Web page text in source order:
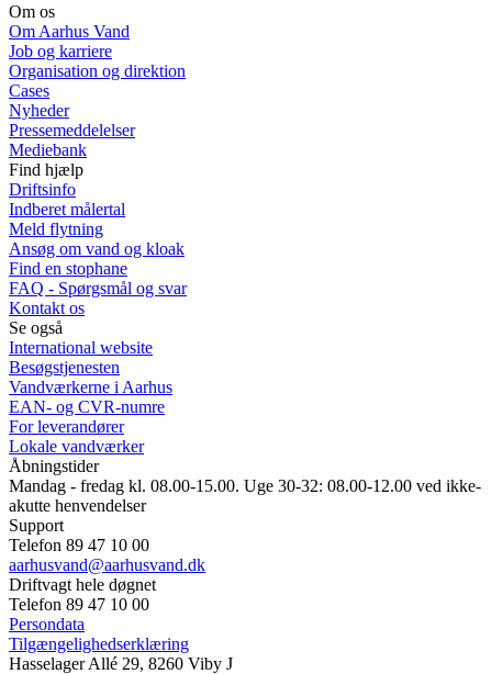
Om os
Om Aarhus Vand
Job og karriere
Organisation og direktion
Cases
Nyheder
Pressemeddelelser
Mediebank
Find hjælp
Driftsinfo
Indberet målertal
Meld flytning
Ansøg om vand og kloak
Find en stophane
FAQ - Spørgsmål og svar
Kontakt os
Se også
International website
Besøgstjenesten
Vandværkerne i Aarhus
EAN- og CVR-numre
For leverandører
Lokale vandværker
Åbningstider
Mandag - fredag kl. 08.00-15.00. Uge 30-32: 08.00-12.00 ved ikke-
akutte henvendelser
Support
Telefon 89 47 10 00
aarhusvand@aarhusvand.dk
Driftvagt hele døgnet
Telefon 89 47 10 00
Persondata
Tilgængelighedserklæring
Hasselager Allé 29, 8260 Viby J